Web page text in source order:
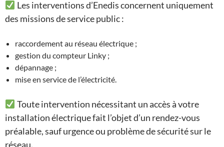
Les interventions d’Enedis concernent uniquement
des missions de service public :
raccordement au réseau électrique ;
gestion du compteur Linky ;
dépannage ;
mise en service de l’électricité.
Toute intervention nécessitant un accès à votre
installation électrique fait l’objet d’un rendez-vous
préalable, sauf urgence ou problème de sécurité sur le
réseau.